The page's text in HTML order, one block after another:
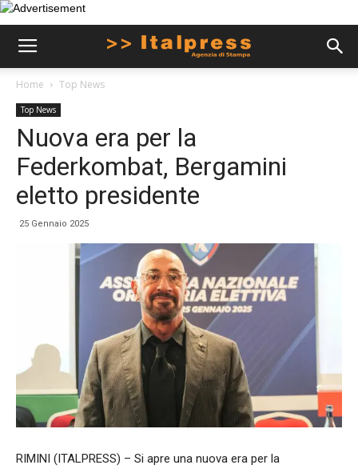
Home Top News
Top News
Nuova era per la
Federkombat, Bergamini
eletto presidente
25 Gennaio 2025
RIMINI (ITALPRESS) – Si apre una nuova era per la